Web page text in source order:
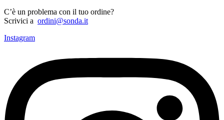
C’è un problema con il tuo ordine?
Scrivici a ordini@sonda.it
Instagram